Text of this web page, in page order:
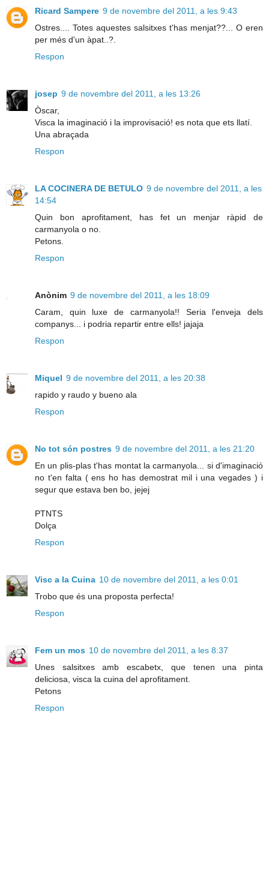
Ricard Sampere 9 de novembre del 2011, a les 9:43
Ostres.... Totes aquestes salsitxes t'has menjat??... O eren
per més d'un àpat..?.
Respon
josep 9 de novembre del 2011, a les 13:26
Òscar,
Visca la imaginació i la improvisació! es nota que ets llatí.
Una abraçada
Respon
LA COCINERA DE BETULO 9 de novembre del 2011, a les
14:54
Quin bon aprofitament, has fet un menjar ràpid de
carmanyola o no.
Petons.
Respon
Anònim 9 de novembre del 2011, a les 18:09
Caram, quin luxe de carmanyola!! Seria l'enveja dels
companys... i podria repartir entre ells! jajaja
Respon
Miquel 9 de novembre del 2011, a les 20:38
rapido y raudo y bueno ala
Respon
No tot són postres 9 de novembre del 2011, a les 21:20
En un plis-plas t'has montat la carmanyola... si d'imaginació
no t'en falta ( ens ho has demostrat mil i una vegades ) i
segur que estava ben bo, jejej
PTNTS
Dolça
Respon
Visc a la Cuina 10 de novembre del 2011, a les 0:01
Trobo que és una proposta perfecta!
Respon
Fem un mos 10 de novembre del 2011, a les 8:37
Unes salsitxes amb escabetx, que tenen una pinta
deliciosa, visca la cuina del aprofitament.
Petons
Respon